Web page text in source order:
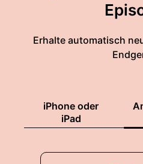
Erhalte automatisch
iPhone oder
iPad